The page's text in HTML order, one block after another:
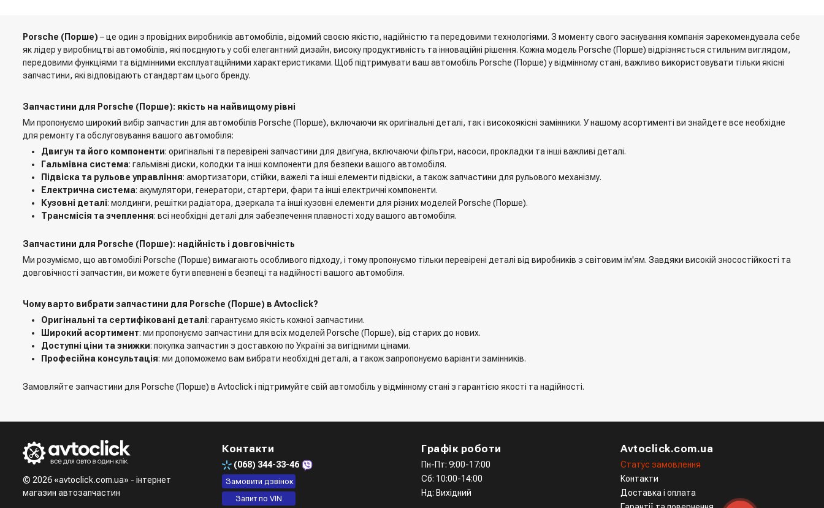
Porsche (Порше) – це один з провідних виробників автомобілів, відомий своєю якістю, надійністю та передовими технологіями. З моменту свого заснування компанія зарекомендувала себе
як лідер у виробництві автомобілів, які поєднують у собі елегантний дизайн, високу продуктивність та інноваційні рішення. Кожна модель Porsche (Порше) відрізняється стильним виглядом,
передовими функціями та відмінними експлуатаційними характеристиками. Щоб підтримувати ваш автомобіль Porsche (Порше) у відмінному стані, важливо використовувати тільки якісні
запчастини, які відповідають стандартам цього бренду.
Запчастини для Porsche (Порше): якість на найвищому рівні
Ми пропонуємо широкий вибір запчастин для автомобілів Porsche (Порше), включаючи як оригінальні деталі, так і високоякісні замінники. У нашому асортименті ви знайдете все необхідне
для ремонту та обслуговування вашого автомобіля:
Двигун та його компоненти: оригінальні та перевірені запчастини для двигуна, включаючи фільтри, насоси, прокладки та інші важливі деталі.
Гальмівна система: гальмівні диски, колодки та інші компоненти для безпеки вашого автомобіля.
Підвіска та рульове управління: амортизатори, стійки, важелі та інші елементи підвіски, а також запчастини для рульового механізму.
Електрична система: акумулятори, генератори, стартери, фари та інші електричні компоненти.
Кузовні деталі: молдинги, решітки радіатора, дзеркала та інші кузовні елементи для різних моделей Porsche (Порше).
Трансмісія та зчеплення: всі необхідні деталі для забезпечення плавності ходу вашого автомобіля.
Запчастини для Porsche (Порше): надійність і довговічність
Ми розуміємо, що автомобілі Porsche (Порше) вимагають особливого підходу, і тому пропонуємо тільки перевірені деталі від виробників з світовим ім'ям. Завдяки високій зносостійкості та
довговічності запчастин, ви можете бути впевнені в безпеці та надійності вашого автомобіля.
Чому варто вибрати запчастини для Porsche (Порше) в Avtoclick?
Оригінальні та сертифіковані деталі: гарантуємо якість кожної запчастини.
Широкий асортимент: ми пропонуємо запчастини для всіх моделей Porsche (Порше), від старих до нових.
Доступні ціни та знижки: покупка запчастин з доставкою по Україні за вигідними цінами.
Професійна консультація: ми допоможемо вам вибрати необхідні деталі, а також запропонуємо варіанти замінників.
Замовляйте запчастини для Porsche (Порше) в Avtoclick і підтримуйте свій автомобіль у відмінному стані з гарантією якості та надійності.
© 2026 «avtoclick.com.ua» - інтернет
магазин автозапчастин
Контакти
(068) 344-33-46
Замовити дзвінок
Запит по VIN
Графік роботи
Пн-Пт: 9:00-17:00
Сб: 10:00-14:00
Нд: Вихідний
Avtoclick.com.ua
Статус замовлення
Контакти
Доставка і оплата